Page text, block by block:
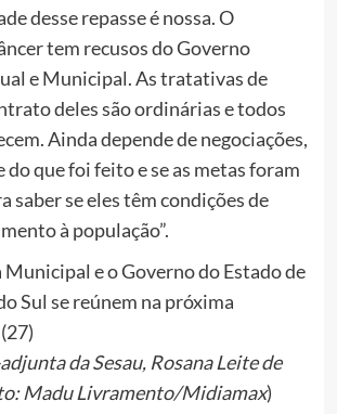
desse repasse é nossa. O
tem recusos do Governo
e Municipal. As tratativas de
deles são ordinárias e todos
Ainda depende de negociações,
do que foi feito e se as metas foram
saber se eles têm condições de
à população”.
da Sesau, Rosana Leite de
Madu Livramento/Midiamax)